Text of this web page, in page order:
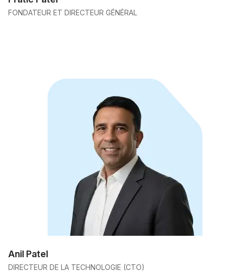
FONDATEUR ET DIRECTEUR GÉNÉRAL
Anil Patel
DIRECTEUR DE LA TECHNOLOGIE (CTO)